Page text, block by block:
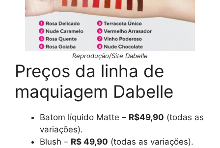
Reprodução/Site Dabelle
Preços da linha de
maquiagem Dabelle
Batom líquido Matte – R$49,90 (todas as
variações).
Blush – R$ 49,90 (todas as variações).